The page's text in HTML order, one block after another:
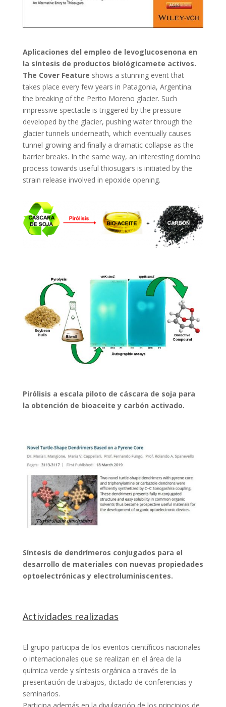
Aplicaciones del empleo de levoglucosenona en
la síntesis de productos biológicamete activos.
The Cover Feature shows a stunning event that
takes place every few years in Patagonia, Argentina:
the breaking of the Perito Moreno glacier. Such
impressive spectacle is triggered by the pressure
developed by the glacier, pushing water through the
glacier tunnels underneath, which eventually causes
tunnel growing and finally a dramatic collapse as the
barrier breaks. In the same way, an interesting domino
process towards useful thiosugars is initiated by the
strain release involved in epoxide opening.
Pirólisis a escala piloto de cáscara de soja para
la obtención de bioaceite y carbón activado.
Síntesis de dendrímeros conjugados para el
desarrollo de materiales con nuevas propiedades
optoelectrónicas y electroluminiscentes.
Actividades realizadas
El grupo participa de los eventos científicos nacionales
o internacionales que se realizan en el área de la
química verde y síntesis orgánica a través de la
presentación de trabajos, dictado de conferencias y
seminarios.